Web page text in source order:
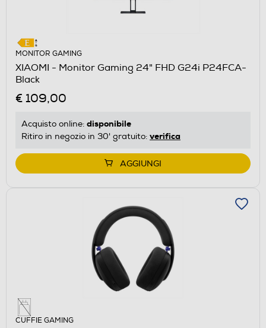
MONITOR GAMING
XIAOMI - Monitor Gaming 24" FHD G24i P24FCA-
Black
€ 109,00
Acquisto online: disponibile
Ritiro in negozio in 30' gratuito: verifica
AGGIUNGI
CUFFIE GAMING